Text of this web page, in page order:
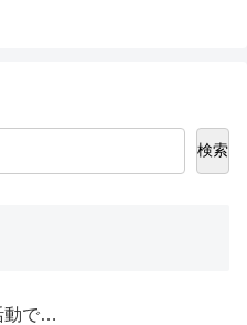
検索
動で…